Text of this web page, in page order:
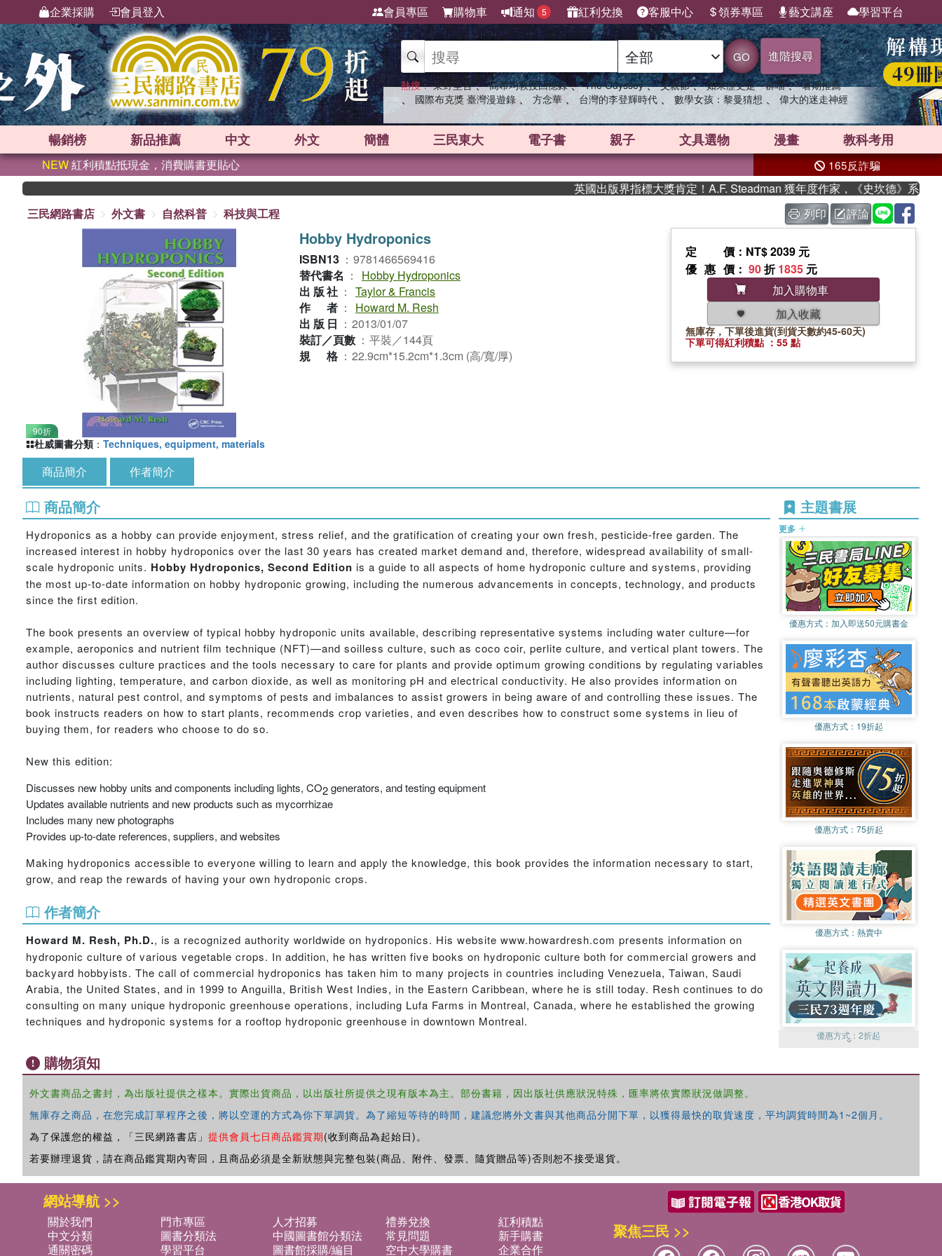
企業採購 會員登入 會員專區 購物車 通知 5 紅利兌換 客服中心 領券專區 藝文講座 學習平台
GO 進階搜尋
熱搜： 東野圭吾 、 高希均教授回憶錄 、 The Odyssey 、 父親節 、 如果歷史是一群喵 、 暑期推薦
、 國際布克獎 臺灣漫遊錄 、 方念華 、 台灣的李登輝時代 、 數學女孩：黎曼猜想 、 偉大的迷走神經
暢銷榜 新品推薦 中文 外文 簡體 三民東大 電子書 親子 文具選物 漫畫 教科考用
NEW紅利積點抵現金，消費購書更貼心 165反詐騙
英國出版界指標大獎肯定！A.F. Steadman 獲年度作家，《史坎德》系列帶你踏
三民網路書店
外文書 自然科普 科技與工程 列印 評論
90折
Hobby Hydroponics
ISBN13 ： 9781466569416
替代書名 ：
Hobby Hydroponics
出版社 ： Taylor & Francis
作者 ：
Howard M. Resh
出版日 ： 2013/01/07
裝訂／頁數 ： 平裝／144頁
規格 ： 22.9cm*15.2cm*1.3cm (高/寬/厚)
定價 ：NT$ 2039 元
優惠價 ： 90折1835 元
加入購物車
加入收藏
無庫存，下單後進貨(到貨天數約45-60天)
下單可得紅利積點 ：55 點
杜威圖書分類 ： Techniques, equipment, materials
商品簡介 作者簡介
商品簡介
Hydroponics as a hobby can provide enjoyment, stress relief, and the gratification of creating your own fresh, pesticide-free garden. The
increased interest in hobby hydroponics over the last 30 years has created market demand and, therefore, widespread availability of small-
scale hydroponic units. Hobby Hydroponics, Second Edition is a guide to all aspects of home hydroponic culture and systems, providing
the most up-to-date information on hobby hydroponic growing, including the numerous advancements in concepts, technology, and products
since the first edition.
The book presents an overview of typical hobby hydroponic units available, describing representative systems including water culture—for
example, aeroponics and nutrient film technique (NFT)—and soilless culture, such as coco coir, perlite culture, and vertical plant towers. The
author discusses culture practices and the tools necessary to care for plants and provide optimum growing conditions by regulating variables
including lighting, temperature, and carbon dioxide, as well as monitoring pH and electrical conductivity. He also provides information on
nutrients, natural pest control, and symptoms of pests and imbalances to assist growers in being aware of and controlling these issues. The
book instructs readers on how to start plants, recommends crop varieties, and even describes how to construct some systems in lieu of
buying them, for readers who choose to do so.
New this edition:
Discusses new hobby units and components including lights, CO2generators, and testing equipment
Updates available nutrients and new products such as mycorrhizae
Includes many new photographs
Provides up-to-date references, suppliers, and websites
Making hydroponics accessible to everyone willing to learn and apply the knowledge, this book provides the information necessary to start,
grow, and reap the rewards of having your own hydroponic crops.
作者簡介
Howard M. Resh, Ph.D., is a recognized authority worldwide on hydroponics. His website www.howardresh.com presents information on
hydroponic culture of various vegetable crops. In addition, he has written five books on hydroponic culture both for commercial growers and
backyard hobbyists. The call of commercial hydroponics has taken him to many projects in countries including Venezuela, Taiwan, Saudi
Arabia, the United States, and in 1999 to Anguilla, British West Indies, in the Eastern Caribbean, where he is still today. Resh continues to do
consulting on many unique hydroponic greenhouse operations, including Lufa Farms in Montreal, Canada, where he established the growing
techniques and hydroponic systems for a rooftop hydroponic greenhouse in downtown Montreal.
主題書展
更多
優惠方式： 加入即送50元購書金
優惠方式： 19折起
優惠方式： 75折起
優惠方式： 熱賣中
優惠方式：2折起
購物須知
外文書商品之書封，為出版社提供之樣本。實際出貨商品，以出版社所提供之現有版本為主。部份書籍，因出版社供應狀況特殊，匯率將依實際狀況做調整。
無庫存之商品，在您完成訂單程序之後，將以空運的方式為你下單調貨。為了縮短等待的時間，建議您將外文書與其他商品分開下單，以獲得最快的取貨速度，平均調貨時間為1~2個月。
為了保護您的權益，「三民網路書店」 提供會員七日商品鑑賞期(收到商品為起始日)。
若要辦理退貨，請在商品鑑賞期內寄回，且商品必須是全新狀態與完整包裝(商品、附件、發票、隨貨贈品等)否則恕不接受退貨。
網站導航 >>
關於我們 門市專區 人才招募 禮券兌換
紅利積點
中文分類
圖書分類法 中國圖書館分類法 常見問題
新手購書
通關密碼
學習平台 圖書館採購/編目 空中大學購書
企業合作
聚焦三民 >>